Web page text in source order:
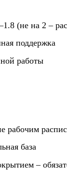
(не на 2 –
поддержка
работы
рабочим
база
–